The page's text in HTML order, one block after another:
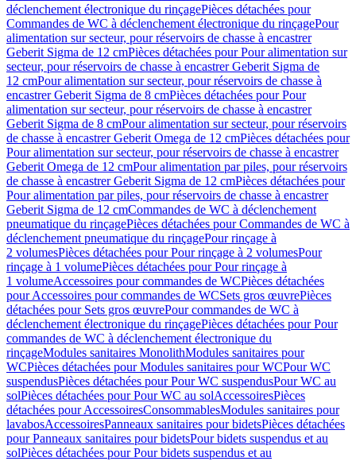
déclenchement électronique du rinçagePièces détachées pour
Commandes de WC à déclenchement électronique du rinçagePour
alimentation sur secteur, pour réservoirs de chasse à encastrer
Geberit Sigma de 12 cmPièces détachées pour Pour alimentation sur
secteur, pour réservoirs de chasse à encastrer Geberit Sigma de
12 cmPour alimentation sur secteur, pour réservoirs de chasse à
encastrer Geberit Sigma de 8 cmPièces détachées pour Pour
alimentation sur secteur, pour réservoirs de chasse à encastrer
Geberit Sigma de 8 cmPour alimentation sur secteur, pour réservoirs
de chasse à encastrer Geberit Omega de 12 cmPièces détachées pour
Pour alimentation sur secteur, pour réservoirs de chasse à encastrer
Geberit Omega de 12 cmPour alimentation par piles, pour réservoirs
de chasse à encastrer Geberit Sigma de 12 cmPièces détachées pour
Pour alimentation par piles, pour réservoirs de chasse à encastrer
Geberit Sigma de 12 cmCommandes de WC à déclenchement
pneumatique du rinçagePièces détachées pour Commandes de WC à
déclenchement pneumatique du rinçagePour rinçage à
2 volumesPièces détachées pour Pour rinçage à 2 volumesPour
rinçage à 1 volumePièces détachées pour Pour rinçage à
1 volumeAccessoires pour commandes de WCPièces détachées
pour Accessoires pour commandes de WCSets gros œuvrePièces
détachées pour Sets gros œuvrePour commandes de WC à
déclenchement électronique du rinçagePièces détachées pour Pour
commandes de WC à déclenchement électronique du
rinçageModules sanitaires MonolithModules sanitaires pour
WCPièces détachées pour Modules sanitaires pour WCPour WC
suspendusPièces détachées pour Pour WC suspendusPour WC au
solPièces détachées pour Pour WC au solAccessoiresPièces
détachées pour AccessoiresConsommablesModules sanitaires pour
lavabosAccessoiresPanneaux sanitaires pour bidetsPièces détachées
pour Panneaux sanitaires pour bidetsPour bidets suspendus et au
solPièces détachées pour Pour bidets suspendus et au